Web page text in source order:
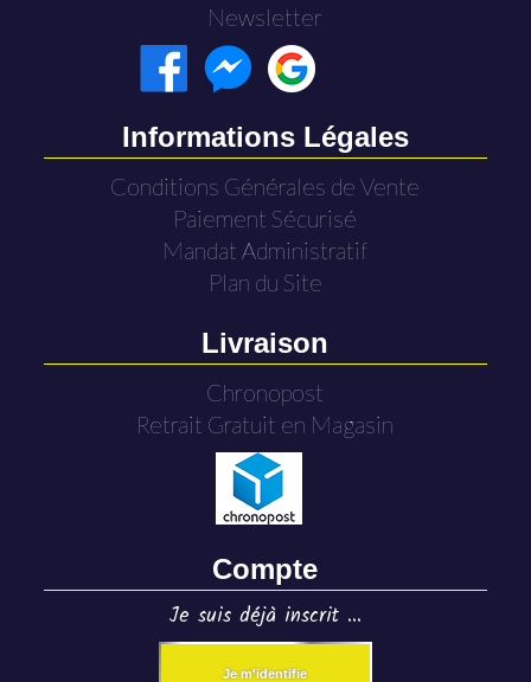
Newsletter
Informations Légales
Conditions Générales de Vente
Paiement Sécurisé
Mandat Administratif
Plan du Site
Livraison
Chronopost
Retrait Gratuit en Magasin
Compte
Je suis déjà inscrit ...
Je m'identifie